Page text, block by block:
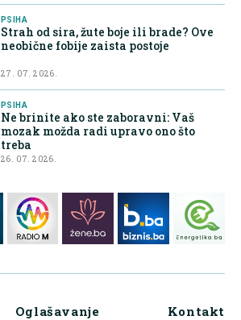
PSIHA
Strah od sira, žute boje ili brade? Ove
neobične fobije zaista postoje
27. 07. 2026.
PSIHA
Ne brinite ako ste zaboravni: Vaš
mozak možda radi upravo ono što
treba
26. 07. 2026.
Oglašavanje Kontakt